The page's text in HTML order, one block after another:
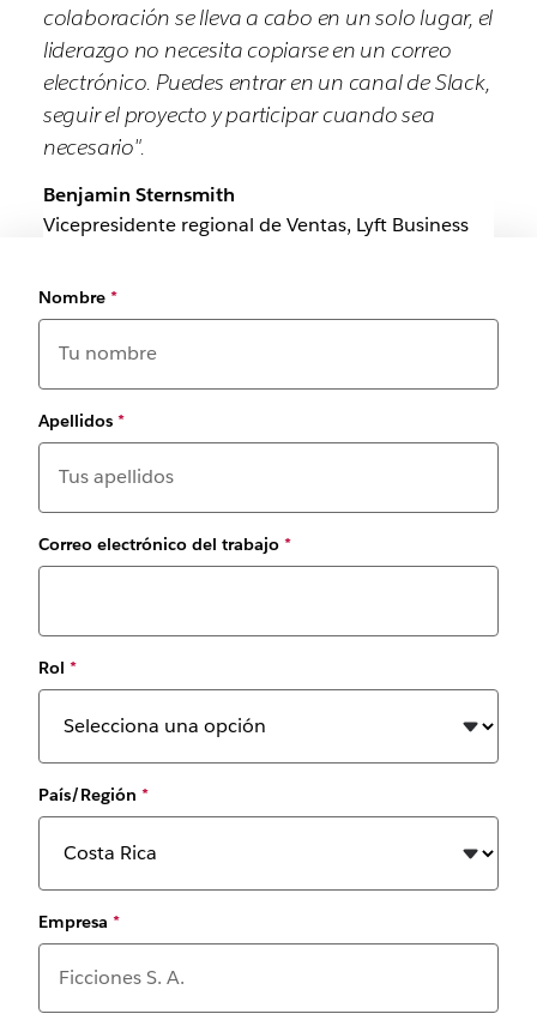
colaboración se lleva a cabo en un solo lugar, el
liderazgo no necesita copiarse en un correo
electrónico. Puedes entrar en un canal de Slack,
seguir el proyecto y participar cuando sea
necesario".
Benjamin Sternsmith
Vicepresidente regional de Ventas, Lyft Business
Nombre *
Apellidos *
Correo electrónico del trabajo *
Rol *
País/Región *
Empresa *